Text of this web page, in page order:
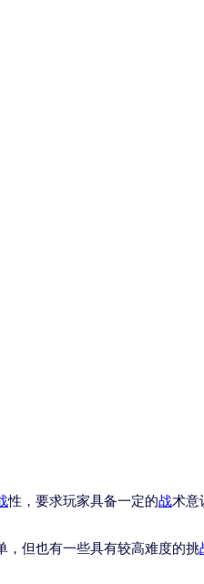
性，要求玩家具备一定的战术意
，但也有一些具有较高难度的挑